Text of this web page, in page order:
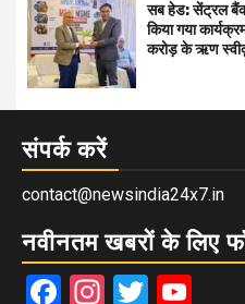
सब हेड: सेंट्रल
किया गया
करोड़ के ऋण
संपर्क करें
contact@newsindia24x7.in
नवीनतम खबरों के लिए
Facebook
Instagram
Twitter